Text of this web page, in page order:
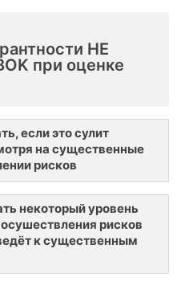
НЕ
при оценке
если это сулит
на существенные
рисков
некоторый уровень
рисков
к существенным